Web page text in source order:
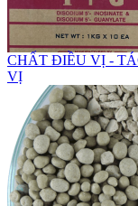
CHẤT ĐIỀU VỊ -
VỊ